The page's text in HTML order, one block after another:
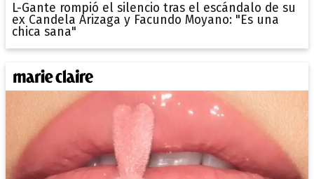
L-Gante rompió el silencio tras el escándalo de su
ex Candela Arizaga y Facundo Moyano: "Es una
chica sana"